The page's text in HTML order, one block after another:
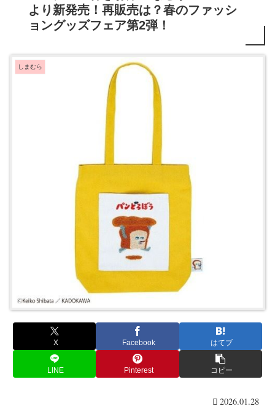
より新発売！再販売は？春のファッシ
ョングッズフェア第2弾！
しまむら
X Facebook はてブ
LINE Pinterest コピー
2026.01.28